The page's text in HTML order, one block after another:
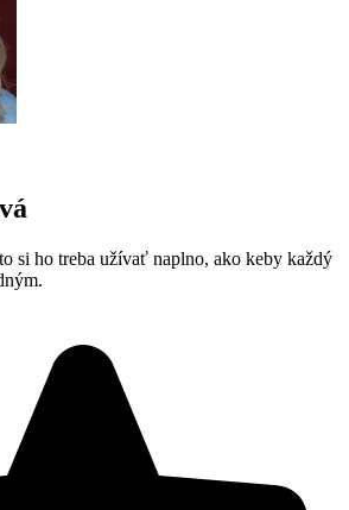
si ho treba užívať naplno, ako keby každý